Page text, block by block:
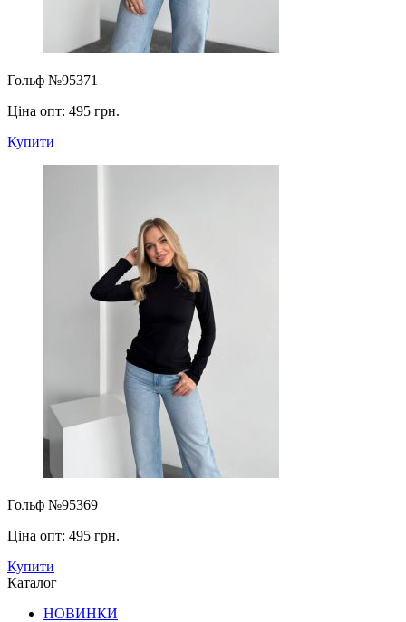
Гольф №95371
Ціна опт: 495 грн.
Купити
Гольф №95369
Ціна опт: 495 грн.
Купити
Каталог
НОВИНКИ